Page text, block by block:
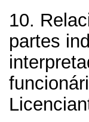
10.
partes